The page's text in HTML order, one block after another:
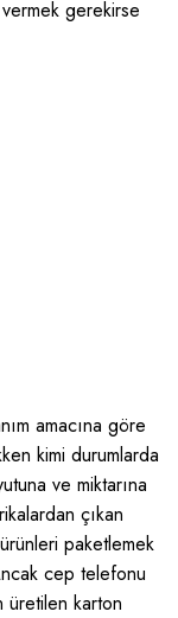
gerekirse
amacına göre
kimi durumlarda
ve miktarına
çıkan
paketlemek
cep telefonu
üretilen karton